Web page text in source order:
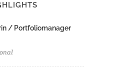
/ Portfoliomanager